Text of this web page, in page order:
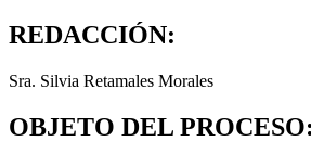
REDACCIÓN:
Sra. Silvia Retamales Morales
OBJETO DEL PROCESO: